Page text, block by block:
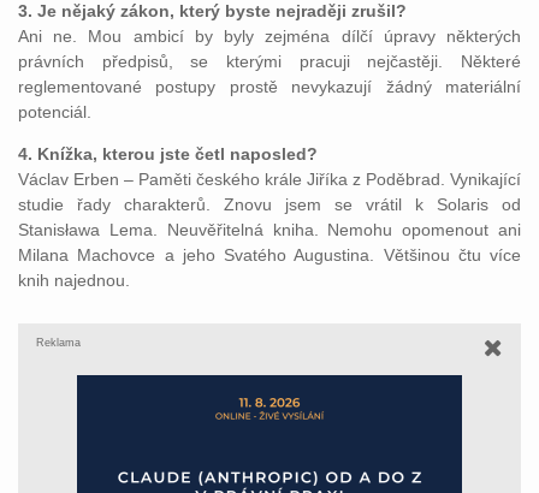
3. Je nějaký zákon, který byste nejraději zrušil?
Ani ne. Mou ambicí by byly zejména dílčí úpravy některých
právních předpisů, se kterými pracuji nejčastěji. Některé
reglementované postupy prostě nevykazují žádný materiální
potenciál.
4. Knížka, kterou jste četl naposled?
Václav Erben – Paměti českého krále Jiříka z Poděbrad. Vynikající
studie řady charakterů. Znovu jsem se vrátil k Solaris od
Stanisława Lema. Neuvěřitelná kniha. Nemohu opomenout ani
Milana Machovce a jeho Svatého Augustina. Většinou čtu více
knih najednou.
Reklama